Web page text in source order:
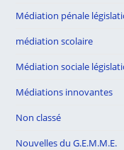
Médiation pénale
médiation scolaire
Médiation sociale
Médiations innovantes
Non classé
Nouvelles du G.E.M.M.E.